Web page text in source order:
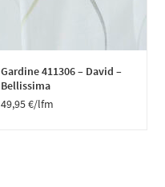
Gardine 411306 – David –
Bellissima
49,95€/lfm